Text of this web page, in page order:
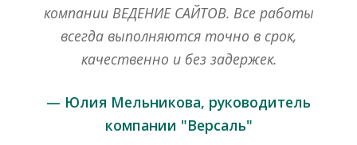
стратегический партнер. Приятно иметь
дело с настоящими профессионалами
своего дела.
— Александр Гаврилов, оптовые
продажи брендовых часов